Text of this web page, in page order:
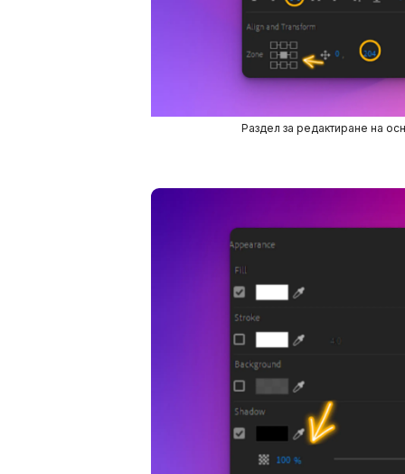
Раздел за редактиране на